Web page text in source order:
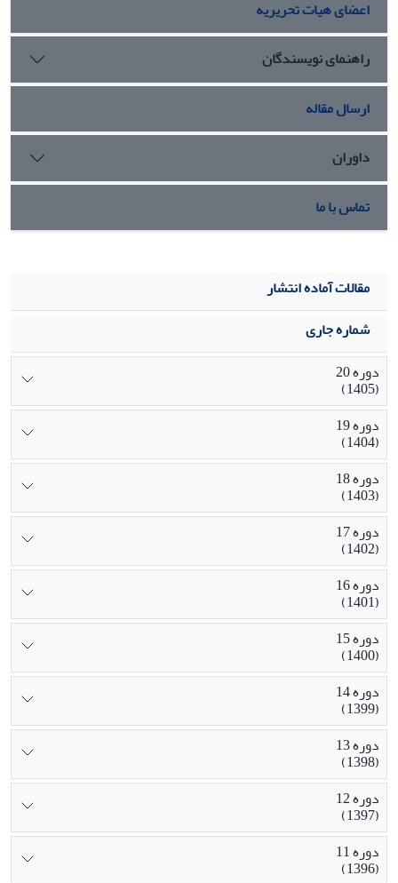
اعضای هیات تحریریه
راهنمای نویسندگان
ارسال مقاله
داوران
تماس با ما
مقالات آماده انتشار
شماره جاری
دوره 20
(1405)
دوره 19
(1404)
دوره 18
(1403)
دوره 17
(1402)
دوره 16
(1401)
دوره 15
(1400)
دوره 14
(1399)
دوره 13
(1398)
دوره 12
(1397)
دوره 11
(1396)